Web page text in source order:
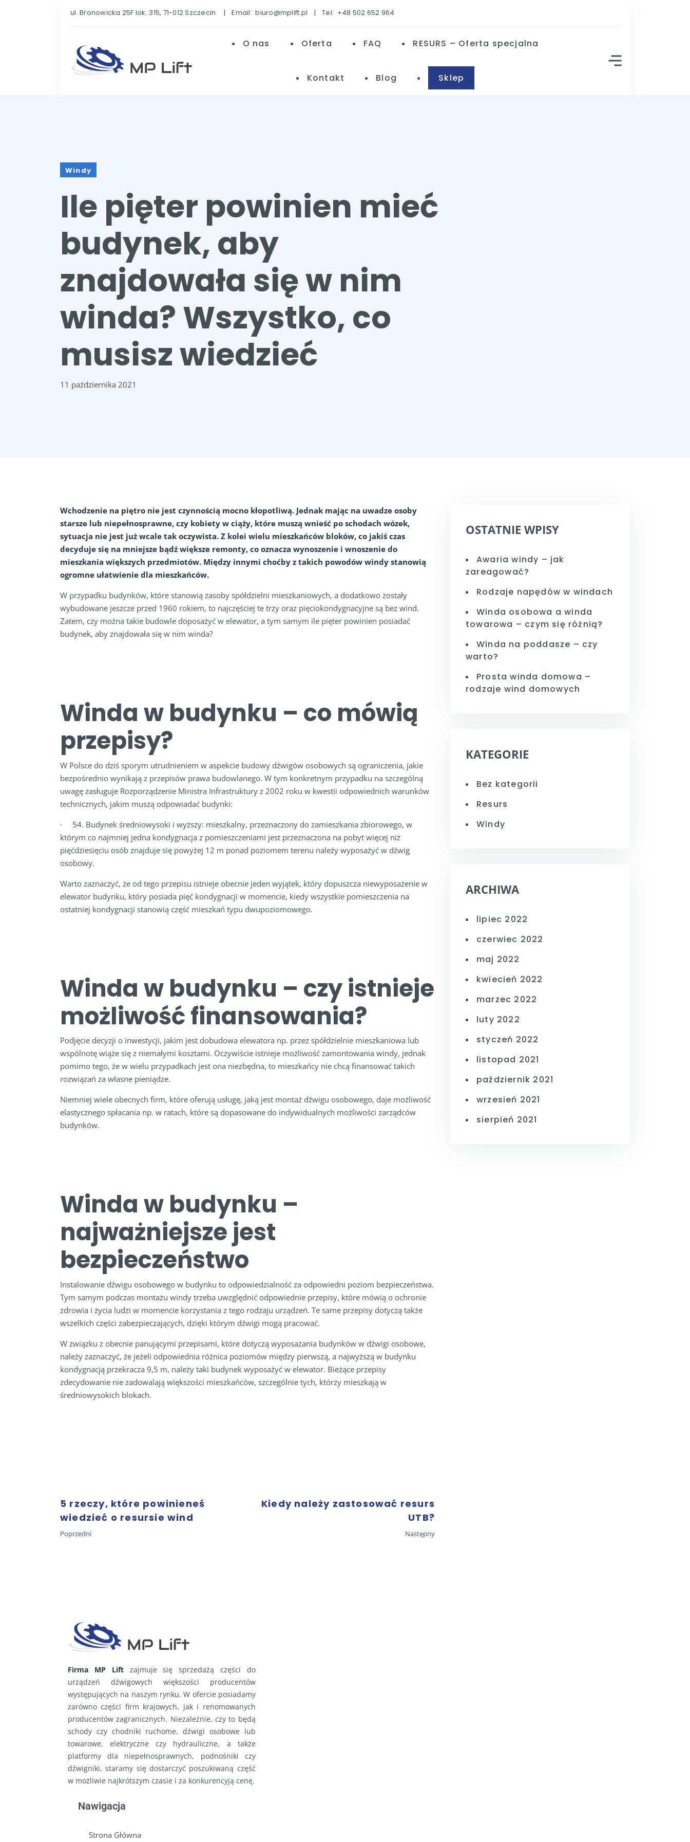
ul. Bronowicka 25F lok. 315, 71-012 Szczecin Email: biuro@mplift.pl Tel: +48 502 652 964
O nas Oferta FAQ RESURS – Oferta specjalna
Kontakt Blog Sklep
Windy
Ile pięter powinien mieć
budynek, aby
znajdowała się w nim
winda? Wszystko, co
musisz wiedzieć
11 października 2021
Wchodzenie na piętro nie jest czynnością mocno kłopotliwą. Jednak mając na uwadze osoby
starsze lub niepełnosprawne, czy kobiety w ciąży, które muszą wnieść po schodach wózek,
sytuacja nie jest już wcale tak oczywista. Z kolei wielu mieszkańców bloków, co jakiś czas
decyduje się na mniejsze bądź większe remonty, co oznacza wynoszenie i wnoszenie do
mieszkania większych przedmiotów. Między innymi choćby z takich powodów windy stanowią
ogromne ułatwienie dla mieszkańców.
W przypadku budynków, które stanowią zasoby spółdzielni mieszkaniowych, a dodatkowo zostały
wybudowane jeszcze przed 1960 rokiem, to najczęściej te trzy oraz pięciokondygnacyjne są bez wind.
Zatem, czy można takie budowle doposażyć w elewator, a tym samym ile pięter powinien posiadać
budynek, aby znajdowała się w nim winda?
Winda w budynku – co mówią
przepisy?
W Polsce do dziś sporym utrudnieniem w aspekcie budowy dźwigów osobowych są ograniczenia, jakie
bezpośrednio wynikają z przepisów prawa budowlanego. W tym konkretnym przypadku na szczególną
uwagę zasługuje Rozporządzenie Ministra Infrastruktury z 2002 roku w kwestii odpowiednich warunków
technicznych, jakim muszą odpowiadać budynki:
· 54. Budynek średniowysoki i wyższy: mieszkalny, przeznaczony do zamieszkania zbiorowego, w
którym co najmniej jedna kondygnacja z pomieszczeniami jest przeznaczona na pobyt więcej niż
pięćdziesięciu osób znajduje się powyżej 12 m ponad poziomem terenu należy wyposażyć w dźwig
osobowy.
Warto zaznaczyć, że od tego przepisu istnieje obecnie jeden wyjątek, który dopuszcza niewyposażenie w
elewator budynku, który posiada pięć kondygnacji w momencie, kiedy wszystkie pomieszczenia na
ostatniej kondygnacji stanowią część mieszkań typu dwupoziomowego.
Winda w budynku – czy istnieje
możliwość finansowania?
Podjęcie decyzji o inwestycji, jakim jest dobudowa elewatora np. przez spółdzielnie mieszkaniowa lub
wspólnotę wiąże się z niemałymi kosztami. Oczywiście istnieje możliwość zamontowania windy, jednak
pomimo tego, że w wielu przypadkach jest ona niezbędna, to mieszkańcy nie chcą finansować takich
rozwiązań za własne pieniądze.
Niemniej wiele obecnych firm, które oferują usługę, jaką jest montaż dźwigu osobowego, daje możliwość
elastycznego spłacania np. w ratach, które są dopasowane do indywidualnych możliwości zarządców
budynków.
Winda w budynku –
najważniejsze jest
bezpieczeństwo
Instalowanie dźwigu osobowego w budynku to odpowiedzialność za odpowiedni poziom bezpieczeństwa.
Tym samym podczas montażu windy trzeba uwzględnić odpowiednie przepisy, które mówią o ochronie
zdrowia i życia ludzi w momencie korzystania z tego rodzaju urządzeń. Te same przepisy dotyczą także
wszelkich części zabezpieczających, dzięki którym dźwigi mogą pracować.
W związku z obecnie panującymi przepisami, które dotyczą wyposażania budynków w dźwigi osobowe,
należy zaznaczyć, że jeżeli odpowiednia różnica poziomów między pierwszą, a najwyższą w budynku
kondygnacją przekracza 9,5 m, należy taki budynek wyposażyć w elewator. Bieżące przepisy
zdecydowanie nie zadowalają większości mieszkańców, szczególnie tych, którzy mieszkają w
średniowysokich blokach.
5 rzeczy, które powinieneś
wiedzieć o resursie wind
Poprzedni
Kiedy należy zastosować resurs
UTB?
Następny
OSTATNIE WPISY
Awaria windy – jak
zareagować?
Rodzaje napędów w windach
Winda osobowa a winda
towarowa – czym się różnią?
Winda na poddasze – czy
warto?
Prosta winda domowa –
rodzaje wind domowych
KATEGORIE
Bez kategorii
Resurs
Windy
ARCHIWA
lipiec 2022
czerwiec 2022
maj 2022
kwiecień 2022
marzec 2022
luty 2022
styczeń 2022
listopad 2021
październik 2021
wrzesień 2021
sierpień 2021
Firma MP Liftzajmuje się sprzedażą części do
urządzeń dźwigowych większości producentów
występujących na naszym rynku. W ofercie posiadamy
zarówno części firm krajowych, jak i renomowanych
producentów zagranicznych. Niezależnie, czy to będą
schody czy chodniki ruchome, dźwigi osobowe lub
towarowe, elektryczne czy hydrauliczne, a także
platformy dla niepełnosprawnych, podnośniki czy
dźwigniki, staramy się dostarczyć poszukiwaną część
w możliwie najkrótszym czasie i za konkurencyją cenę.
Nawigacja
Strona Główna